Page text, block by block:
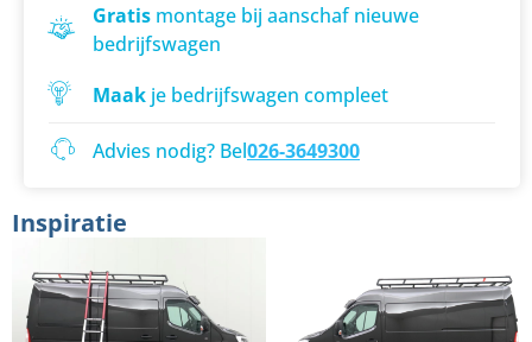
Gratis montage bij aanschaf nieuwe
bedrijfswagen
Maak je bedrijfswagen compleet
Advies nodig? Bel026-3649300
Inspiratie